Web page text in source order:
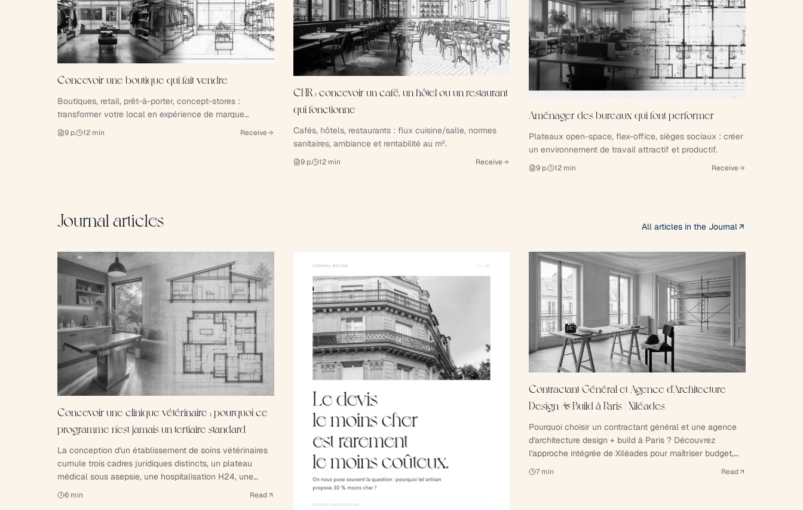
Concevoir une boutique qui fait vendre
Boutiques, retail, prêt-à-porter, concept-stores :
transformer votre local en expérience de marque
rentable.
9 p. 12 min Receive
CHR : concevoir un café, un hôtel ou un restaurant
qui fonctionne
Cafés, hôtels, restaurants : flux cuisine/salle, normes
sanitaires, ambiance et rentabilité au m².
9 p. 12 min Receive
Aménager des bureaux qui font performer
Plateaux open-space, flex-office, sièges sociaux : créer
un environnement de travail attractif et productif.
9 p. 12 min Receive
Journal articles All articles in the Journal
Concevoir une clinique vétérinaire : pourquoi ce
programme n'est jamais un tertiaire standard
La conception d'un établissement de soins vétérinaires
cumule trois cadres juridiques distincts, un plateau
médical sous asepsie, une hospitalisation H24, une
déclaration ASN pour la radiologie et une autorisation
6 min Read
Contractant Général et Agence d'Architecture
Design & Build à Paris | Xiléades
Pourquoi choisir un contractant général et une agence
d'architecture design + build à Paris ? Découvrez
l'approche intégrée de Xiléades pour maîtriser budget,
délais et garanties de votre projet immobilier.
7 min Read